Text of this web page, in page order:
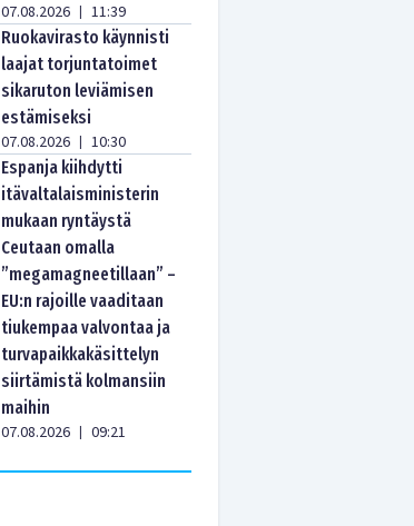
07.08.2026 | 11:39
Ruokavirasto käynnisti
laajat torjuntatoimet
sikaruton leviämisen
estämiseksi
07.08.2026 | 10:30
Espanja kiihdytti
itävaltalaisministerin
mukaan ryntäystä
Ceutaan omalla
”megamagneetillaan” –
EU:n rajoille vaaditaan
tiukempaa valvontaa ja
turvapaikkakäsittelyn
siirtämistä kolmansiin
maihin
07.08.2026 | 09:21